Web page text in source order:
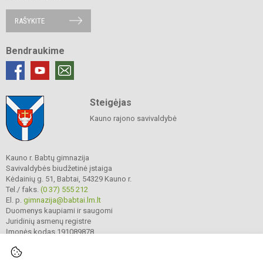
RAŠYKITE
Bendraukime
Steigėjas
Kauno rajono savivaldybė
Kauno r. Babtų gimnazija
Savivaldybės biudžetinė įstaiga
Kėdainių g. 51, Babtai, 54329 Kauno r.
Tel./ faks. (0 37) 555 212
El. p. gimnazija@babtai.lm.lt
Duomenys kaupiami ir saugomi
Juridinių asmenų registre
Įmonės kodas 191089878